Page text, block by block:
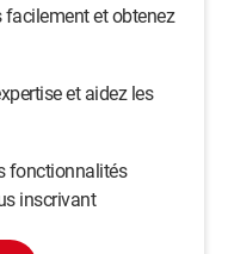
et obtenez
et aidez les
fonctionnalités
inscrivant